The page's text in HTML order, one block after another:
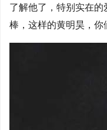
了解他了，特别实在
棒，这样的黄明昊，你